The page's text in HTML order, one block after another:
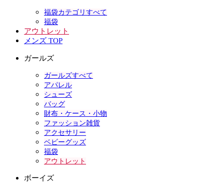
福袋カテゴリすべて
福袋
アウトレット
メンズ TOP
ガールズ
ガールズすべて
アパレル
シューズ
バッグ
財布・ケース・小物
ファッション雑貨
アクセサリー
ベビーグッズ
福袋
アウトレット
ボーイズ